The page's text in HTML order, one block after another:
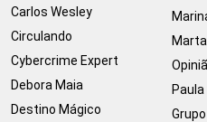
Carlos Wesley
Circulando
Cybercrime Expert
Debora Maia
Destino Mágico